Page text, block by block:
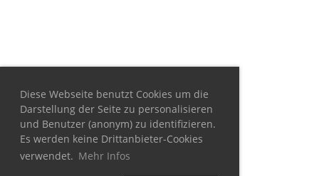
Diese Webseite benutzt Cookies um die
Darstellung der Seite zu personalisieren
und Benutzer (anonym) zu identifizieren.
Es werden keine Drittanbieter-Cookies
verwendet. Mehr Infos